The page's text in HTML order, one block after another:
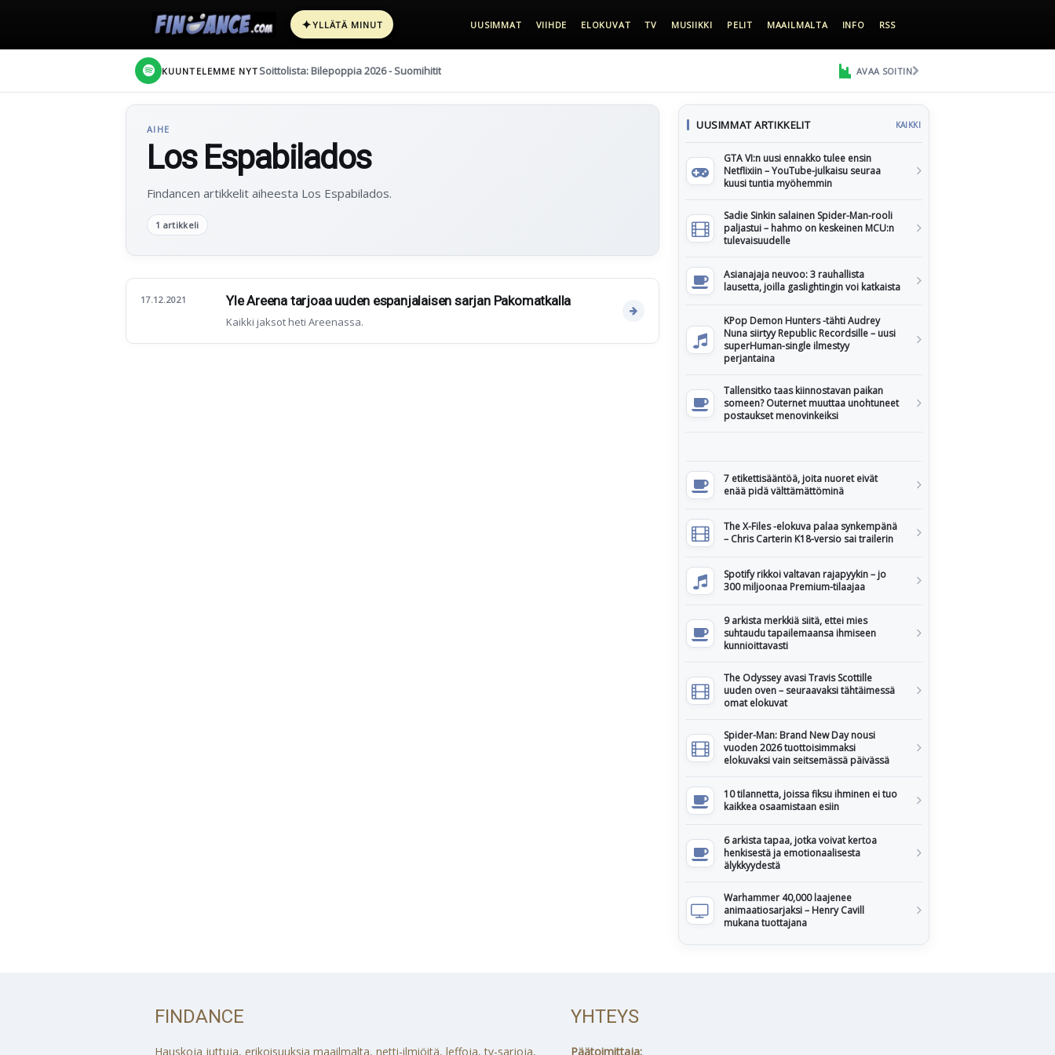
✦YLLÄTÄ MINUT UUSIMMAT VIIHDE ELOKUVAT TV MUSIIKKI PELIT MAAILMALTA INFO RSS
KUUNTELEMME NYT Soittolista: Bilepoppia 2026 - Suomihitit AVAA SOITIN
AIHE
Los Espabilados
Findancen artikkelit aiheesta Los Espabilados.
1 artikkeli
17.12.2021 Yle Areena tarjoaa uuden espanjalaisen sarjan Pakomatkalla
Kaikki jaksot heti Areenassa.
UUSIMMAT ARTIKKELIT KAIKKI
GTA VI:n uusi ennakko tulee ensin
Netflixiin – YouTube-julkaisu seuraa
kuusi tuntia myöhemmin
Sadie Sinkin salainen Spider-Man-rooli
paljastui – hahmo on keskeinen MCU:n
tulevaisuudelle
Asianajaja neuvoo: 3 rauhallista
lausetta, joilla gaslightingin voi katkaista
KPop Demon Hunters -tähti Audrey
Nuna siirtyy Republic Recordsille – uusi
superHuman-single ilmestyy
perjantaina
Tallensitko taas kiinnostavan paikan
someen? Outernet muuttaa unohtuneet
postaukset menovinkeiksi
7 etikettisääntöä, joita nuoret eivät
enää pidä välttämättöminä
The X-Files -elokuva palaa synkempänä
– Chris Carterin K18-versio sai trailerin
Spotify rikkoi valtavan rajapyykin – jo
300 miljoonaa Premium-tilaajaa
9 arkista merkkiä siitä, ettei mies
suhtaudu tapailemaansa ihmiseen
kunnioittavasti
The Odyssey avasi Travis Scottille
uuden oven – seuraavaksi tähtäimessä
omat elokuvat
Spider-Man: Brand New Day nousi
vuoden 2026 tuottoisimmaksi
elokuvaksi vain seitsemässä päivässä
10 tilannetta, joissa fiksu ihminen ei tuo
kaikkea osaamistaan esiin
6 arkista tapaa, jotka voivat kertoa
henkisestä ja emotionaalisesta
älykkyydestä
Warhammer 40,000 laajenee
animaatiosarjaksi – Henry Cavill
mukana tuottajana
FINDANCE
Hauskoja juttuja, erikoisuuksia maailmalta, netti-ilmiöitä, leffoja, tv-sarjoja,
YHTEYS
Päätoimittaja: